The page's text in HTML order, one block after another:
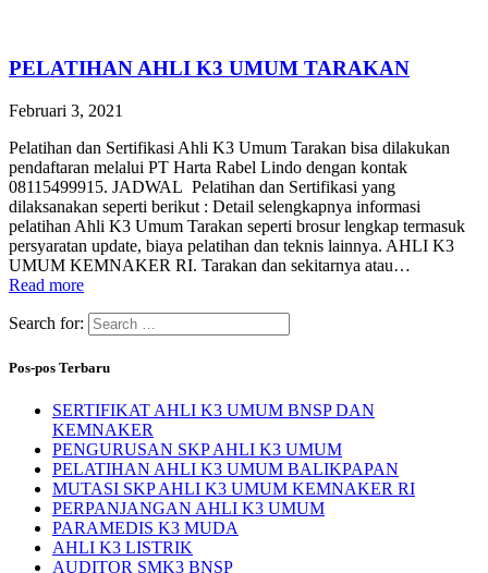
PELATIHAN AHLI K3 UMUM TARAKAN
Februari 3, 2021
Pelatihan dan Sertifikasi Ahli K3 Umum Tarakan bisa dilakukan
pendaftaran melalui PT Harta Rabel Lindo dengan kontak
08115499915. JADWAL Pelatihan dan Sertifikasi yang
dilaksanakan seperti berikut : Detail selengkapnya informasi
pelatihan Ahli K3 Umum Tarakan seperti brosur lengkap termasuk
persyaratan update, biaya pelatihan dan teknis lainnya. AHLI K3
UMUM KEMNAKER RI. Tarakan dan sekitarnya atau…
Read more
Search for:
Pos-pos Terbaru
SERTIFIKAT AHLI K3 UMUM BNSP DAN
KEMNAKER
PENGURUSAN SKP AHLI K3 UMUM
PELATIHAN AHLI K3 UMUM BALIKPAPAN
MUTASI SKP AHLI K3 UMUM KEMNAKER RI
PERPANJANGAN AHLI K3 UMUM
PARAMEDIS K3 MUDA
AHLI K3 LISTRIK
AUDITOR SMK3 BNSP